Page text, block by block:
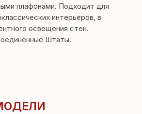
плафонами. Подходит для
интерьеров, в
освещения стен.
Штаты.